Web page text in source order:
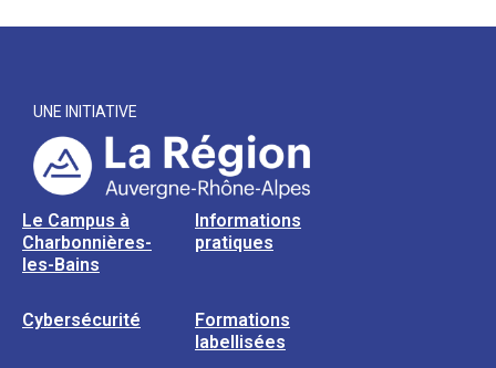
UNE INITIATIVE
Le Campus à
Charbonnières-
les-Bains
Informations
pratiques
Cybersécurité
Formations
labellisées